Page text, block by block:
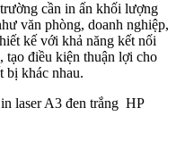
cần in ấn khối lượng
văn phòng, doanh nghiệp,
kế với khả năng kết nối
điều kiện thuận lợi cho
bị khác nhau.
laser A3 đen trắng HP